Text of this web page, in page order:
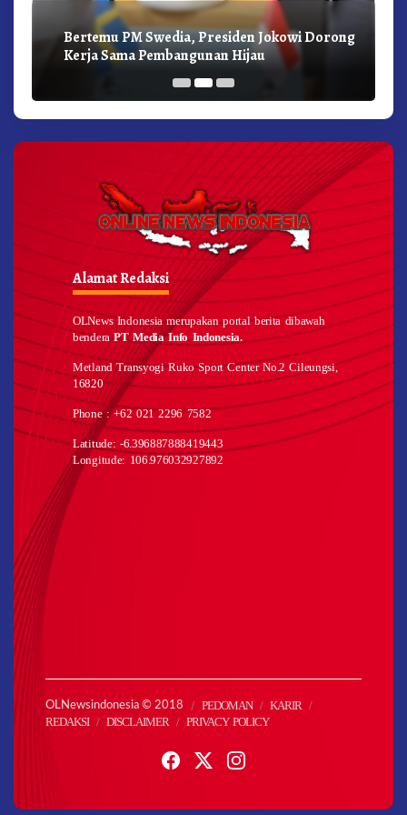
Bertemu PM Swedia, Presiden Jokowi Dorong
Kerja Sama Pembangunan Hijau
Alamat Redaksi
OLNews Indonesia merupakan portal berita dibawah
benderaPT Media Info Indonesia.
Metland Transyogi Ruko Sport Center No.2 Cileungsi,
16820
Phone : +62 021 2296 7582
Latitude: -6.396887888419443
Longitude: 106.976032927892
OLNewsindonesia © 2018 PEDOMAN
KARIR
REDAKSI
DISCLAIMER PRIVACY POLICY